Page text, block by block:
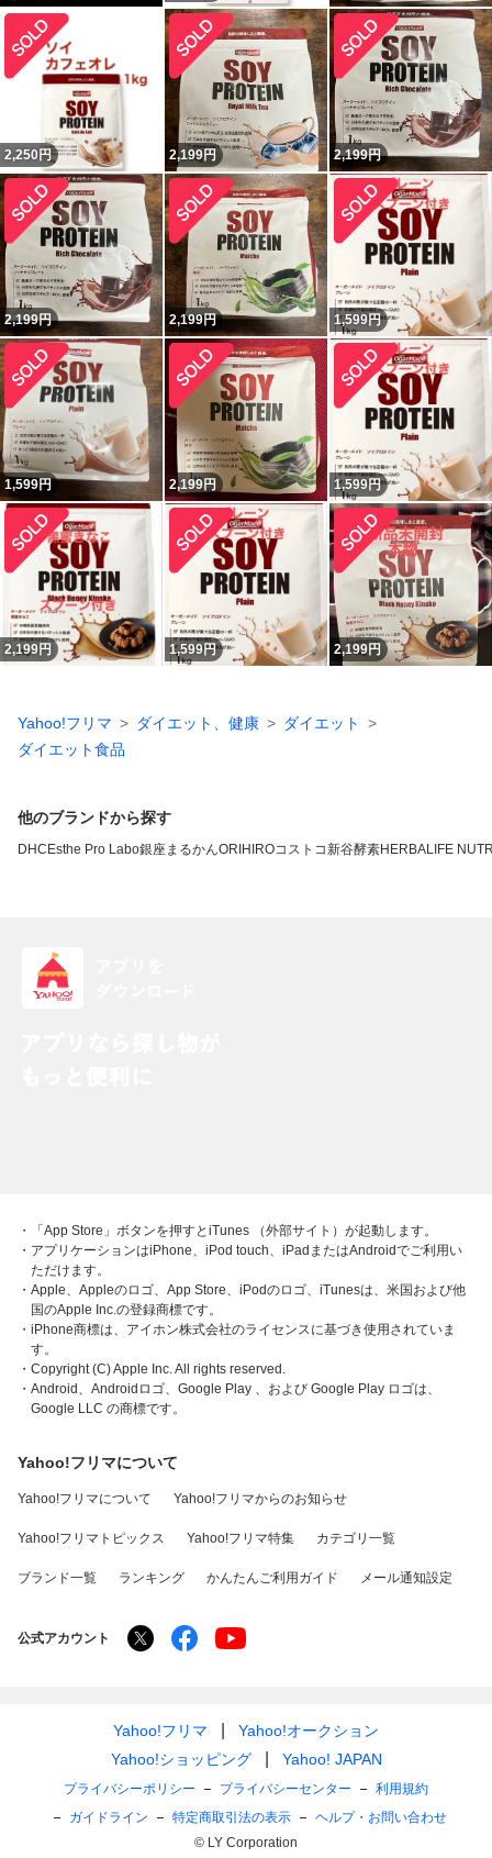
2,250 円 2,199円 2,199円
2,199円 2,199円 1,599円
1,599円 2,199円 1,599円
2,199円 1,599円 2,199円
Yahoo!フリマ ダイエット、健康
ダイエット
ダイエット食品
他のブランドから探す
DHC Esthe Pro Labo銀座まるかんORIHIROコストコ新谷酵素HERBALIFE
・「App Store」ボタンを押すとiTunes （外部サイト）が起動します。
・アプリケーションはiPhone、iPod touch、iPadまたはAndroidでご利用い
ただけます。
・Apple、Appleのロゴ、App Store、iPodのロゴ、iTunesは、米国および他
国のApple Inc.の登録商標です。
・iPhone商標は、アイホン株式会社のライセンスに基づき使用されていま
す。
・Copyright (C) Apple Inc. All rights reserved.
・Android、Androidロゴ、Google Play 、および Google Play ロゴは、
Google LLC の商標です。
Yahoo!フリマについて
Yahoo!フリマについて Yahoo!フリマからのお知らせ
Yahoo!フリマトピックス Yahoo!フリマ特集 カテゴリ一覧
ブランド一覧 ランキング かんたんご利用ガイド メール通知設定
公式アカウント
Yahoo!フリマ
Yahoo!オークション
Yahoo!ショッピング
Yahoo! JAPAN
プライバシーポリシー プライバシーセンター
利用規約
ガイドライン
特定商取引法の表示
ヘルプ・お問い合わせ
© LY Corporation